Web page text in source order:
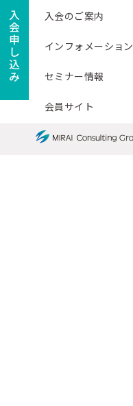
入会のご案内
インフォメーション
セミナー情報
会員サイト